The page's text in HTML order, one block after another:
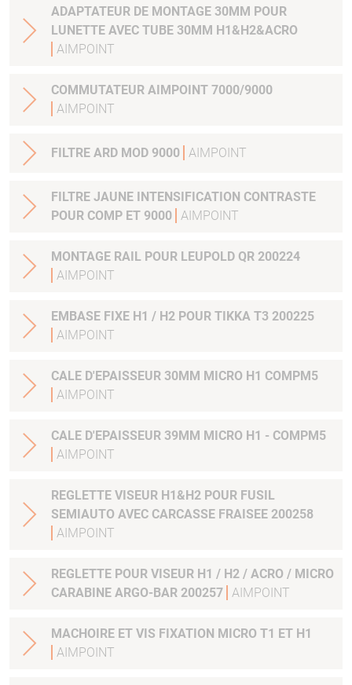
ADAPTATEUR DE MONTAGE 30MM POUR
LUNETTE AVEC TUBE 30MM H1&H2&ACRO
AIMPOINT
COMMUTATEUR AIMPOINT 7000/9000
AIMPOINT
FILTRE ARD MOD 9000 AIMPOINT
FILTRE JAUNE INTENSIFICATION CONTRASTE
POUR COMP ET 9000 AIMPOINT
MONTAGE RAIL POUR LEUPOLD QR 200224
AIMPOINT
EMBASE FIXE H1 / H2 POUR TIKKA T3 200225
AIMPOINT
CALE D'EPAISSEUR 30MM MICRO H1 COMPM5
AIMPOINT
CALE D'EPAISSEUR 39MM MICRO H1 - COMPM5
AIMPOINT
REGLETTE VISEUR H1&H2 POUR FUSIL
SEMIAUTO AVEC CARCASSE FRAISEE 200258
AIMPOINT
REGLETTE POUR VISEUR H1 / H2 / ACRO / MICRO
CARABINE ARGO-BAR 200257 AIMPOINT
MACHOIRE ET VIS FIXATION MICRO T1 ET H1
AIMPOINT